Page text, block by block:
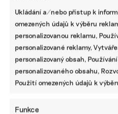
Ukládání a/nebo přístup k
omezených údajů k výběru
personalizovanou reklamu,
personalizované reklamy,
personalizovaný obsah,
personalizovaného obsahu,
Použití omezených údajů k
Funkce